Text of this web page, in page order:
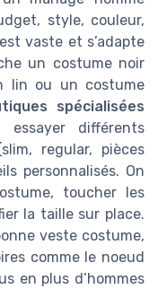
style, couleur,
vaste et s’adapte
un costume noir
lin ou un costume
spécialisées
différents
regular, pièces
personnalisés. On
toucher les
la taille sur place.
veste costume,
comme le noeud
en plus d’hommes